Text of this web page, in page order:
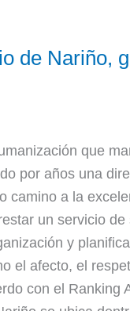
de Nariño,
que
por años una
camino a la
un servicio
y
el afecto, el
con el Ranking